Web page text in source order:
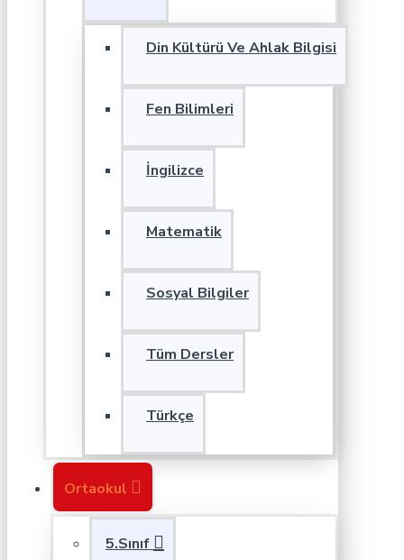
Din Kültürü Ve Ahlak Bilgisi
Fen Bilimleri
İngilizce
Matematik
Sosyal Bilgiler
Tüm Dersler
Türkçe
Ortaokul
5.Sınıf